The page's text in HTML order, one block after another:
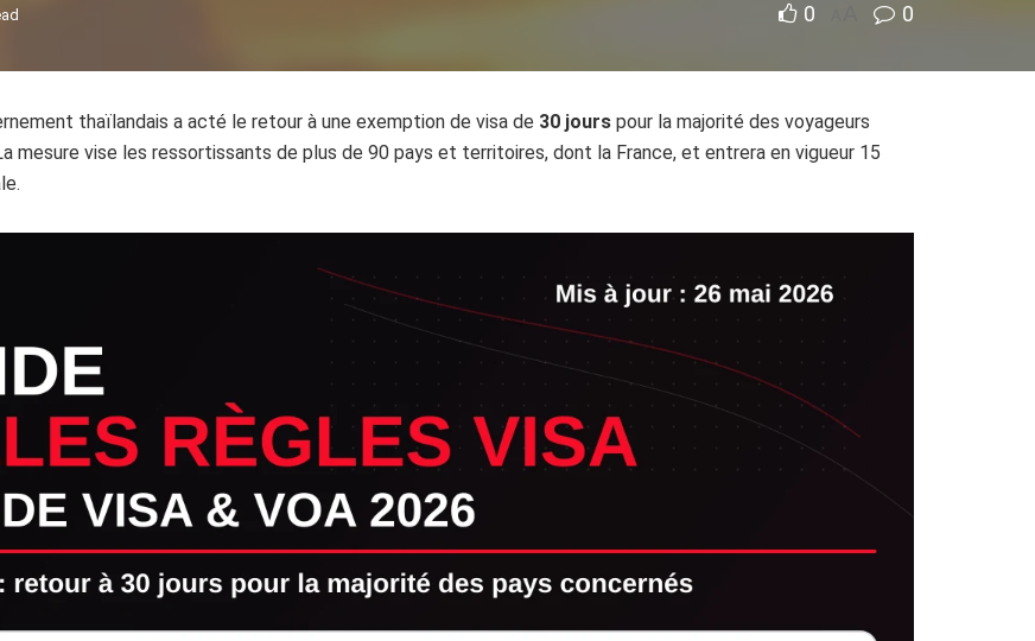
0 0
thaïlandais a acté le retour à une exemption de visa de 30 jours pour la majorité des voyageurs
mesure vise les ressortissants de plus de 90 pays et territoires, dont la France, et entrera en vigueur 15